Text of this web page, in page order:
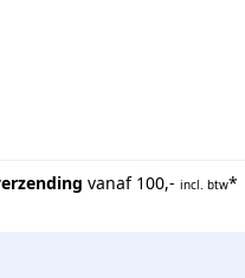
vanaf 100,- incl. btw*